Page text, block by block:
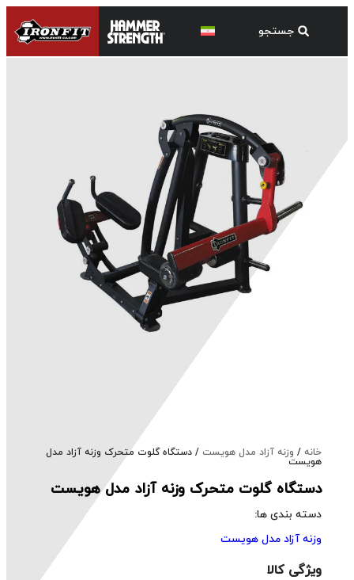
خانه / وزنه آزاد مدل هویست / دستگاه گلوت متحرک وزنه آزاد مدل
هویست
دستگاه گلوت متحرک وزنه آزاد مدل هویست
دسته بندی ها:
وزنه آزاد مدل هویست
ویژگی کالا